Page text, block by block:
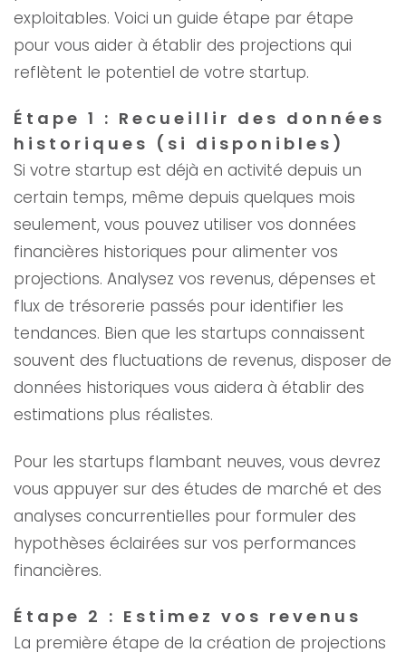
exploitables. Voici un guide étape par étape
pour vous aider à établir des projections qui
reflètent le potentiel de votre startup.
Étape 1 : Recueillir des données
historiques (si disponibles)
Si votre startup est déjà en activité depuis un
certain temps, même depuis quelques mois
seulement, vous pouvez utiliser vos données
financières historiques pour alimenter vos
projections. Analysez vos revenus, dépenses et
flux de trésorerie passés pour identifier les
tendances. Bien que les startups connaissent
souvent des fluctuations de revenus, disposer de
données historiques vous aidera à établir des
estimations plus réalistes.
Pour les startups flambant neuves, vous devrez
vous appuyer sur des études de marché et des
analyses concurrentielles pour formuler des
hypothèses éclairées sur vos performances
financières.
Étape 2 : Estimez vos revenus
La première étape de la création de projections